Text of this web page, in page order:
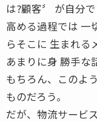
は?顧客〞 が自分
高める過程では 一
らそこに 生まれる
あまりに身 勝手な
もちろん、このよ
ものだろう。
だが、物流サービ